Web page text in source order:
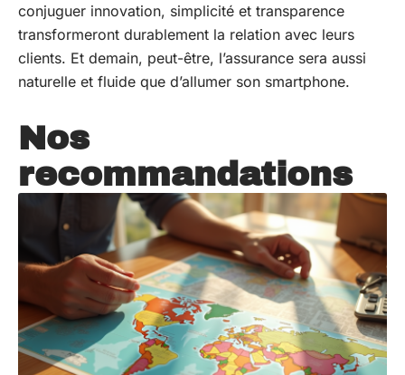
conjuguer innovation, simplicité et transparence
transformeront durablement la relation avec leurs
clients. Et demain, peut-être, l’assurance sera aussi
naturelle et fluide que d’allumer son smartphone.
Nos
recommandations